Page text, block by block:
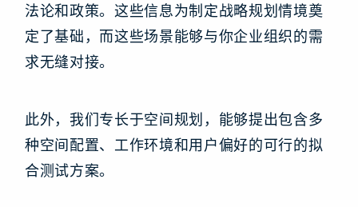
法论和政策。这些信息为制定战略规划情境奠
定了基础，而这些场景能够与你企业组织的需
求无缝对接。
此外，我们专长于空间规划，能够提出包含多
种空间配置、工作环境和用户偏好的可行的拟
合测试方案。